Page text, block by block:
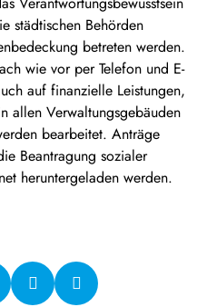
städtischen Behörden
betreten werden.
wie vor per Telefon und E-
auf finanzielle Leistungen,
allen Verwaltungsgebäuden
bearbeitet. Anträge
Beantragung sozialer
heruntergeladen werden.